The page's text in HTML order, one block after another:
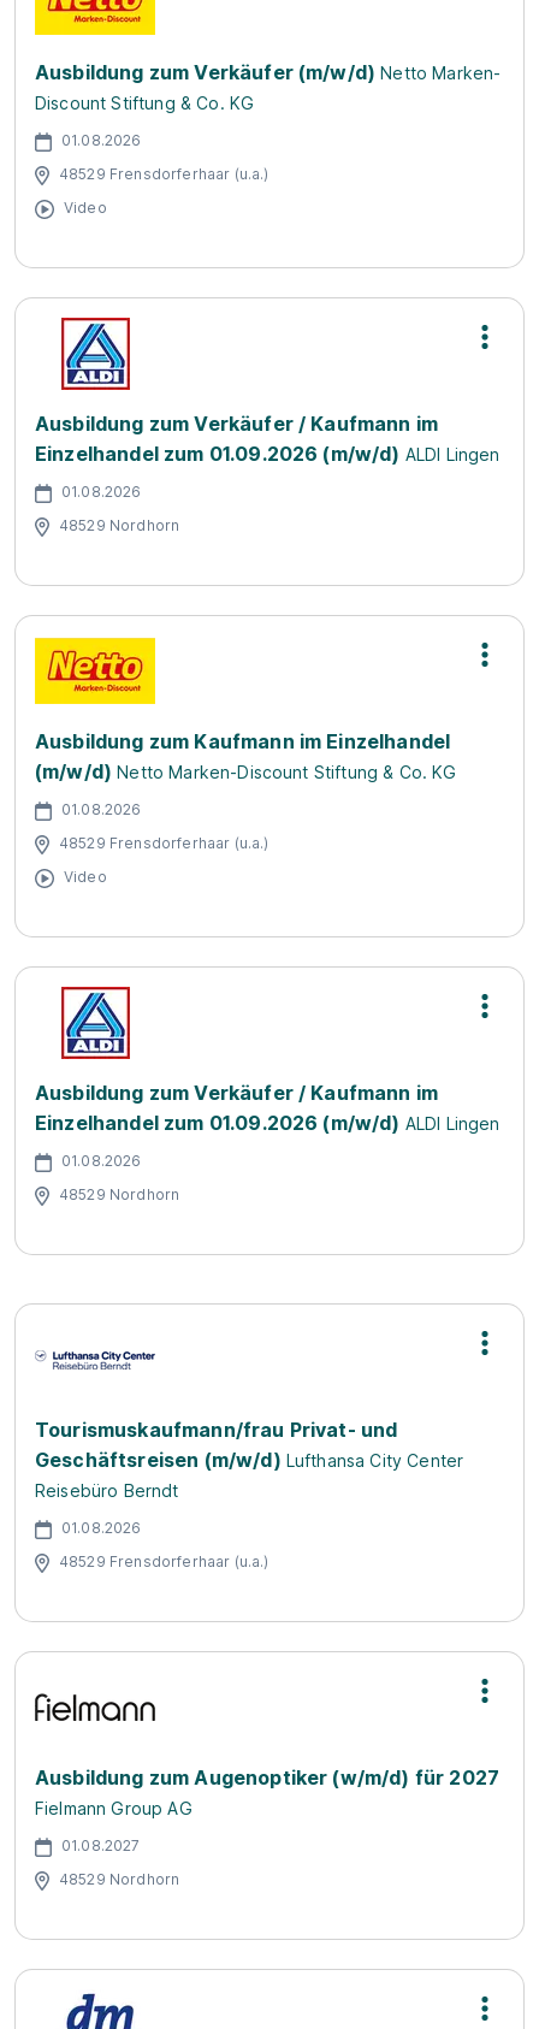
Ausbildung zum Verkäufer (m/w/d) Netto Marken-
Discount Stiftung & Co. KG
01.08.2026
48529 Frensdorferhaar (u.a.)
Video
Ausbildung zum Verkäufer / Kaufmann im
Einzelhandel zum 01.09.2026 (m/w/d) ALDI Lingen
01.08.2026
48529 Nordhorn
Ausbildung zum Kaufmann im Einzelhandel
(m/w/d) Netto Marken-Discount Stiftung & Co. KG
01.08.2026
48529 Frensdorferhaar (u.a.)
Video
Ausbildung zum Verkäufer / Kaufmann im
Einzelhandel zum 01.09.2026 (m/w/d) ALDI Lingen
01.08.2026
48529 Nordhorn
Tourismuskaufmann/frau Privat- und
Geschäftsreisen (m/w/d) Lufthansa City Center
Reisebüro Berndt
01.08.2026
48529 Frensdorferhaar (u.a.)
Ausbildung zum Augenoptiker (w/m/d) für 2027
Fielmann Group AG
01.08.2027
48529 Nordhorn